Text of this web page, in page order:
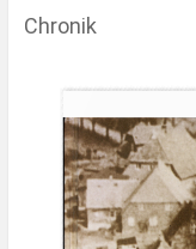
Chronik